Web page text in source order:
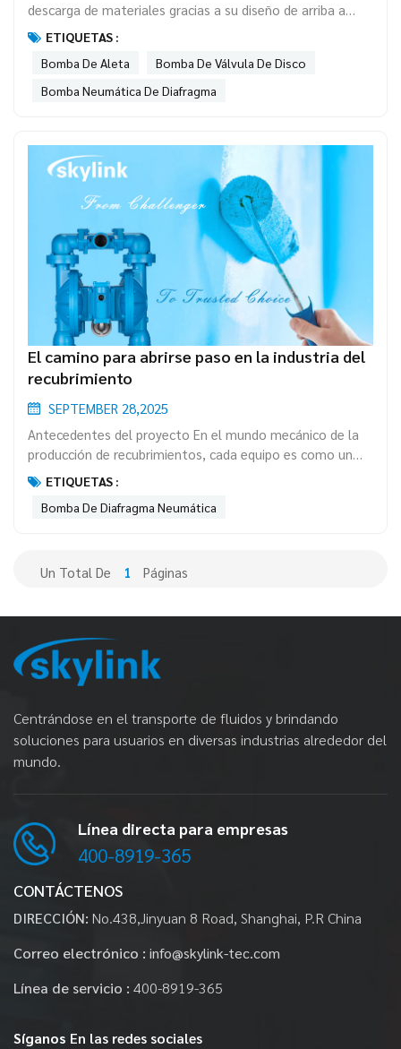
descarga de materiales gracias a su diseño de arriba a
abajo. Como resultado, el exceso de material no se
deposita en el fondo de la cavidad, lo que reduce los
daños al diafragma debido a la solidificación del material.
La bomba de disco es ideal para aplicaciones con lodos
ETIQUETAS :
Bomba De Aleta
Bomba De Válvula De Disco
Bomba Neumática De Diafragma
El camino para abrirse paso en la industria del
recubrimiento
SEPTEMBER 28,2025
Antecedentes del proyecto En el mundo mecánico de la
producción de recubrimientos, cada equipo es como un
corazón que late, manteniendo la eficiencia de la línea de
producción. Una empresa de nuevos materiales para
recubrimientos en la provincia de Fujian, una fábrica de
recubrimientos, decidió ro...
ETIQUETAS :
Bomba De Diafragma Neumática
Un Total De 1 Páginas
Centrándose en el transporte de fluidos y brindando
soluciones para usuarios en diversas industrias alrededor del
mundo.
Línea directa para empresas
400-8919-365
CONTÁCTENOS
DIRECCIÓN: No.438,Jinyuan 8 Road, Shanghai, P.R China
Correo electrónico : info@skylink-tec.com
Línea de servicio : 400-8919-365
Síganos En las redes sociales